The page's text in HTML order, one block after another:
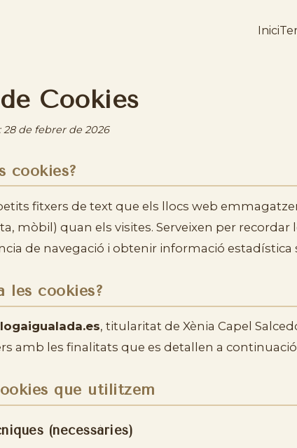
Inici
Cookies
de febrer de 2026
cookies?
fitxers de text que els llocs web
mòbil) quan els visites. Serveixen per recordar
de navegació i obtenir informació estadística
les cookies?
, titularitat de Xènia Capel
amb les finalitats que es detallen a
que utilitzem
(necessàries)